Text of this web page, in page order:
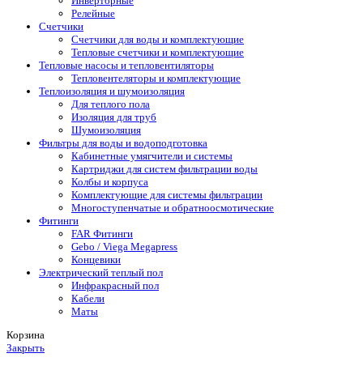
Релейные
Счетчики
Счетчики для воды и комплектующие
Тепловые счетчики и комплектующие
Тепловые насосы и тепловентиляторы
Тепловентеляторы и комплектующие
Теплоизоляция и шумоизоляция
Для теплого пола
Изоляция для труб
Шумоизоляция
Фильтры для воды и водоподготовка
Кабинетные умягчители и системы
Картриджи для систем фильтрации воды
Колбы и корпуса
Комплектующие для системы фильтрации
Многоступенчатые и обратноосмотические
Фитинги
FAR Фитинги
Gebo / Viega Megapress
Концевики
Электрический теплый пол
Инфракрасный пол
Кабели
Маты
Корзина
Закрыть